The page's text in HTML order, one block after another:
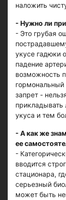
наложить
- Нужно ли
- Это грубая
укусе гадюки
падение
возможность
запрет -
прикладывать
укуса и тем
- А как же
ее
-
вводится
стационара,
серьезный
может быть